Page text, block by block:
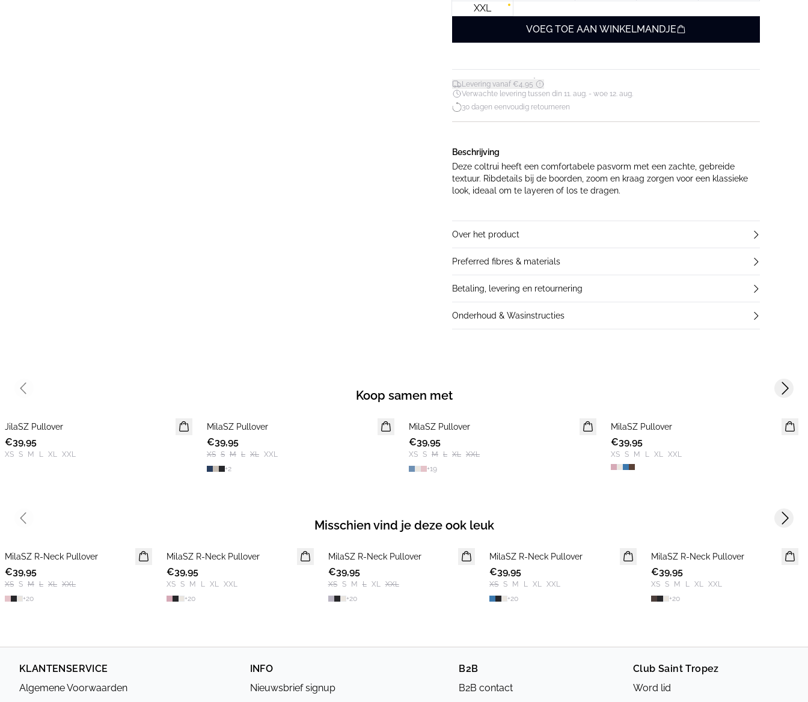
XXL
VOEG TOE AAN WINKELMANDJE
Levering vanaf €4,95*
Verwachte levering tussen din 11. aug. - woe 12. aug.
30 dagen eenvoudig retourneren
Beschrijving
Deze coltrui heeft een comfortabele pasvorm met een zachte, gebreide
textuur. Ribdetails bij de boorden, zoom en kraag zorgen voor een klassieke
look, ideaal om te layeren of los te dragen.
Over het product
Preferred fibres & materials
Betaling, levering en retournering
Onderhoud & Wasinstructies
Koop samen met
NIEUWE
2 FOR €65
JilaSZ Pullover
€39,95
XS S M L XL XXL
NIEUWE
2 FOR €65
MilaSZ Pullover
€39,95
XS S M L XL XXL
+2
NIEUWE
2 FOR €65
MilaSZ Pullover
€39,95
XS S M L XL XXL
+19
NIEUWE
2 FOR €65
MilaSZ Pullover
€39,95
XS S M L XL XXL
Previous slide Next
Misschien vind je deze ook leuk
NIEUWE
2 FOR €65
MilaSZ R-Neck Pullover
€39,95
XS S M L XL XXL
+20
NIEUWE
2 FOR €65
MilaSZ R-Neck Pullover
€39,95
XS S M L XL XXL
+20
NIEUWE
2 FOR €65
MilaSZ R-Neck Pullover
€39,95
XS S M L XL XXL
+20
NIEUWE
2 FOR €65
MilaSZ R-Neck Pullover
€39,95
XS S M L XL XXL
+20
NIEUWE
MilaSZ R-Neck Pullover
€39,95
XS S M L XL XXL
+20
Previous slide Next
KLANTENSERVICE
Algemene Voorwaarden
INFO
Nieuwsbrief signup
B2B
B2B contact
Club Saint Tropez
Word lid